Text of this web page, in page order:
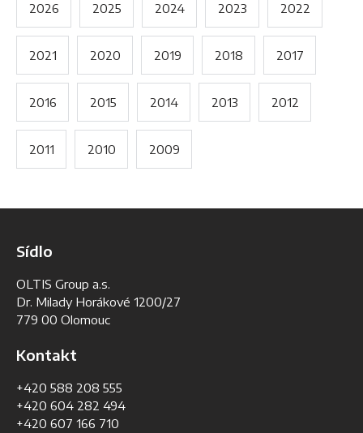
2026 2025 2024 2023 2022
2021 2020 2019 2018 2017
2016 2015 2014 2013 2012
2011 2010 2009
Sídlo
OLTIS Group a.s.
Dr. Milady Horákové 1200/27
779 00 Olomouc
Kontakt
+420 588 208 555
+420 604 282 494
+420 607 166 710